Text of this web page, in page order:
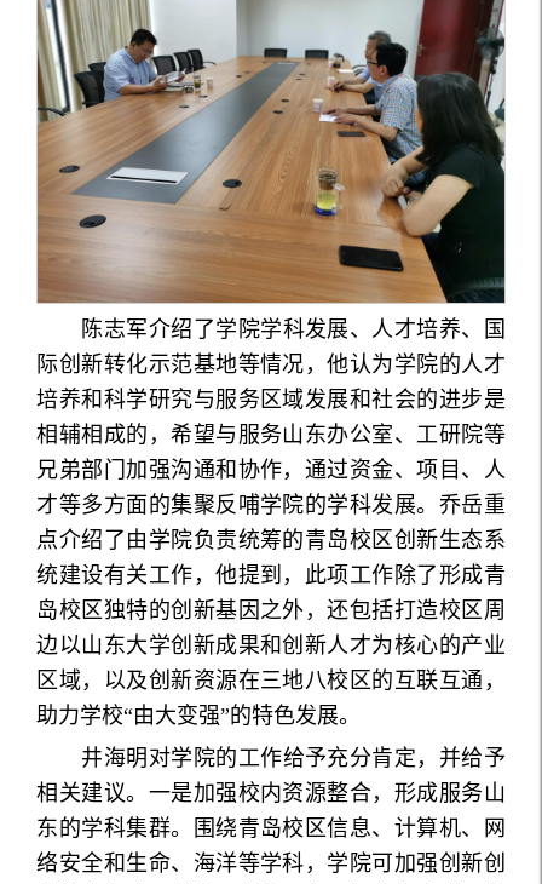
陈志军介绍了学院学科发展、人才培养、国
际创新转化示范基地等情况，他认为学院的人才
培养和科学研究与服务区域发展和社会的进步是
相辅相成的，希望与服务山东办公室、工研院等
兄弟部门加强沟通和协作，通过资金、项目、人
才等多方面的集聚反哺学院的学科发展。乔岳重
点介绍了由学院负责统筹的青岛校区创新生态系
统建设有关工作，他提到，此项工作除了形成青
岛校区独特的创新基因之外，还包括打造校区周
边以山东大学创新成果和创新人才为核心的产业
区域，以及创新资源在三地八校区的互联互通，
助力学校“由大变强”的特色发展。
井海明对学院的工作给予充分肯定，并给予
相关建议。一是加强校内资源整合，形成服务山
东的学科集群。围绕青岛校区信息、计算机、网
络安全和生命、海洋等学科，学院可加强创新创